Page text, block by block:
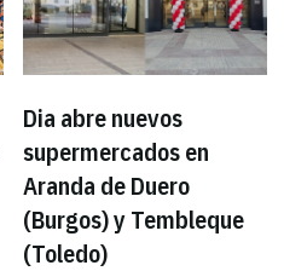
Dia abre nuevos
supermercados en
Aranda de Duero
(Burgos) y Tembleque
(Toledo)